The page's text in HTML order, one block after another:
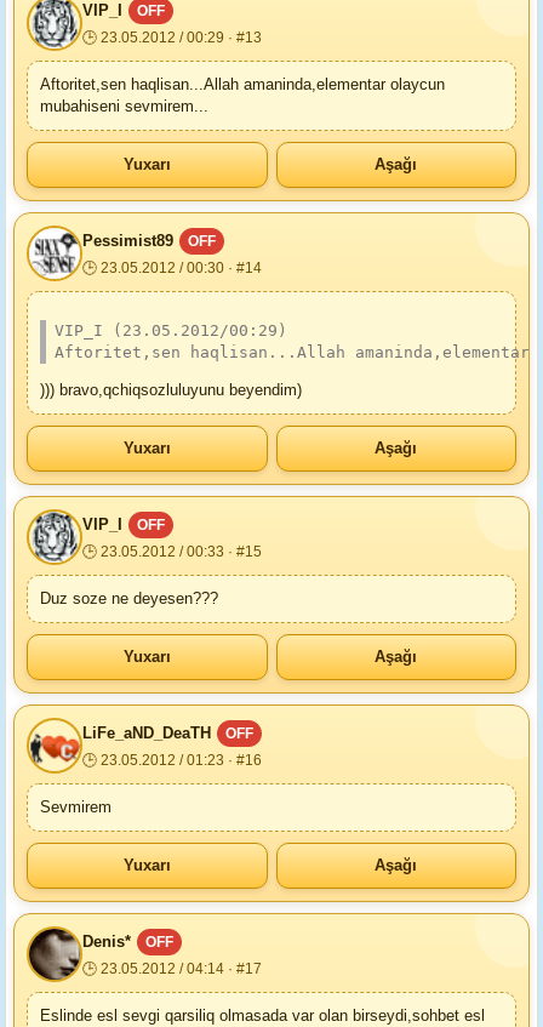
VIP_I
OFF
🕒 23.05.2012 / 00:29 · #13
Aftoritet,sen haqlisan...Allah amaninda,elementar olaycun
mubahiseni sevmirem...
Yuxarı Aşağı
Pessimist89
OFF
🕒 23.05.2012 / 00:30 · #14
VIP_I (23.05.2012/00:29)
Aftoritet,sen haqlisan...Allah amaninda,elementar
))) bravo,qchiqsozluluyunu beyendim)
Yuxarı Aşağı
VIP_I
OFF
🕒 23.05.2012 / 00:33 · #15
Duz soze ne deyesen???
Yuxarı Aşağı
LiFe_aND_DeaTH
OFF
🕒 23.05.2012 / 01:23 · #16
Sevmirem
Yuxarı Aşağı
Denis*
OFF
🕒 23.05.2012 / 04:14 · #17
Eslinde esl sevgi qarsiliq olmasada var olan birseydi,sohbet esl